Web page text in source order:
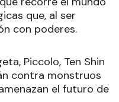
que, al ser
con poderes.
Piccolo, Ten Shin
contra monstruos
el futuro de